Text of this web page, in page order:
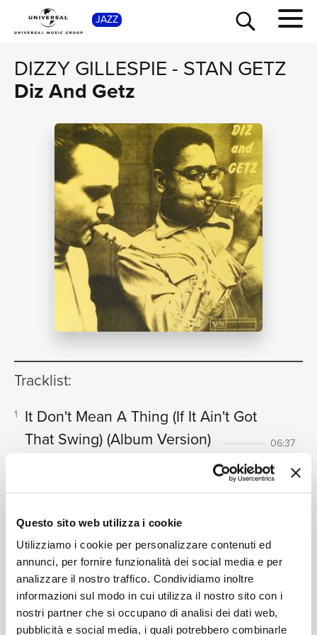
Questo sito web utilizza i cookie
Utilizziamo i cookie per personalizzare contenuti ed
annunci, per fornire funzionalità dei social media e per
analizzare il nostro traffico. Condividiamo inoltre
informazioni sul modo in cui utilizza il nostro sito con i
nostri partner che si occupano di analisi dei dati web,
pubblicità e social media, i quali potrebbero combinarle
JAZZ
DIZZY GILLESPIE- STAN GETZ
Diz And Getz
Tracklist:
1 It Don't Mean A Thing (If It Ain't Got
That Swing) (Album Version)
06:37
I Let A Song Go Out Of My Heart
06:17
3 Exactly Like You
Stan Getz, Dizzy Gillespie
4 It's The Talk Of The Town
06:50
Dizzy Gillespie, Stan Getz
5 Impromptu
07:48
Dizzy Gillespie, Stan Getz
SHOP
TOUR
NEWS
RICERCA
CHI SIAMO
CONTATTI